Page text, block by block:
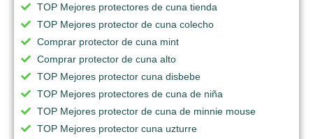
TOP Mejores protectores de cuna tienda
TOP Mejores protector de cuna colecho
Comprar protector de cuna mint
Comprar protector de cuna alto
TOP Mejores protector cuna disbebe
TOP Mejores protectores de cuna de niña
TOP Mejores protector de cuna de minnie mouse
TOP Mejores protector cuna uzturre